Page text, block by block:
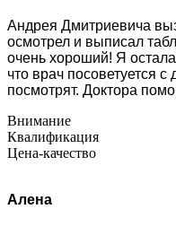
Андрея Дмитриевича
осмотрел и выписал
очень хороший! Я
что врач посоветуется
посмотрят. Доктора
Внимание
Квалификация
Цена-качество
Алена